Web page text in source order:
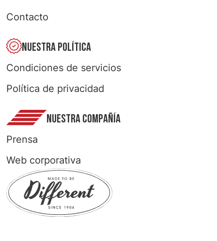
Contacto
NUESTRA POLÍTICA
Condiciones de servicios
Política de privacidad
NUESTRA COMPAÑÍA
Prensa
Web corporativa